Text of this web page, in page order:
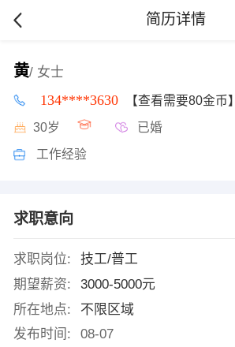
简历详情
黄/ 女士
134****3630 【查看需要80金币】
30岁 已婚
工作经验
求职意向
求职岗位:
技工/普工
期望薪资:
3000-5000元
所在地点:
不限区域
发布时间:
08-07